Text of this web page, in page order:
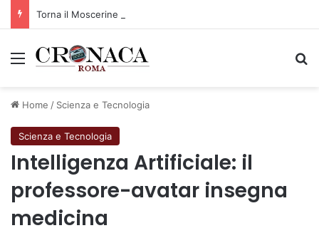
Torna il Moscerine Film Festival Summer Camp
Menu
Home / Scienza e Tecnologia
Scienza e Tecnologia
Intelligenza Artificiale: il
professore-avatar insegna
medicina